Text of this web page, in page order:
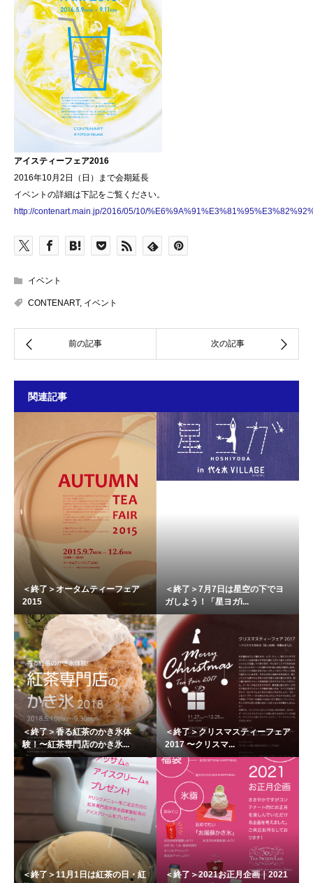
アイスティーフェア2016
2016年10月2日（日）まで会期延長
イベントの詳細は下記をご覧ください。
http://contenart.main.jp/2016/05/10/
イベント
CONTENART, イベント
関連記事
＜終了＞オータムティーフェア
2015
＜終了＞7月7日は星空の下でヨ
ガしよう！「星ヨガi...
＜終了＞香る紅茶のかき氷体
験！〜紅茶専門店のかき氷...
＜終了＞クリスマスティーフェア
2017 〜クリスマ...
＜終了＞11月1日は紅茶の日・紅
＜終了＞2021お正月企画｜2021